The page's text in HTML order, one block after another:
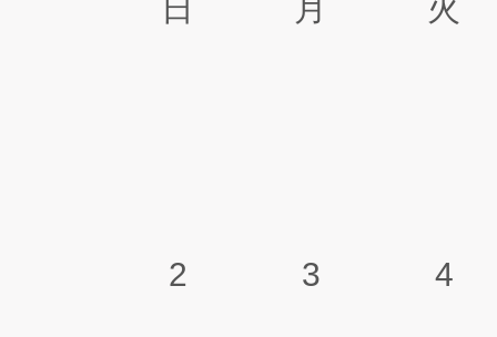
日 月 火
2 3 4